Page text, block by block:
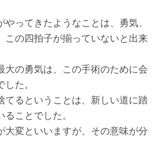
やってきたようなことは、勇気、
この四拍子が揃っていないと出来
大の勇気は、この手術のために会
た。
てるということは、新しい道に踏
ことでした。
大変といいますが、その意味が分